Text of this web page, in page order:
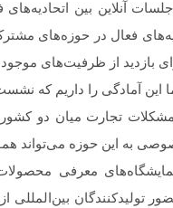
آنلاین بین
فعال در حوزه‌های
بازدید از ظرفیت‌های
ما این آمادگی را داریم
مشکلات تجارت میان دو
به این حوزه می‌تواند
نمایشگاه‌های معرفی
تولیدکنندگان